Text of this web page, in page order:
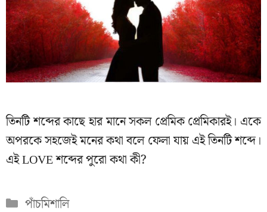
তিনটি শব্দের কাছে হার মানে সকল প্রেমিক প্রেমিকারই। একে
অপরকে সহজেই মনের কথা বলে ফেলা যায় এই তিনটি শব্দে।
এই LOVE শব্দের পুরো কথা কী?
Categories
পাঁচমিশালি